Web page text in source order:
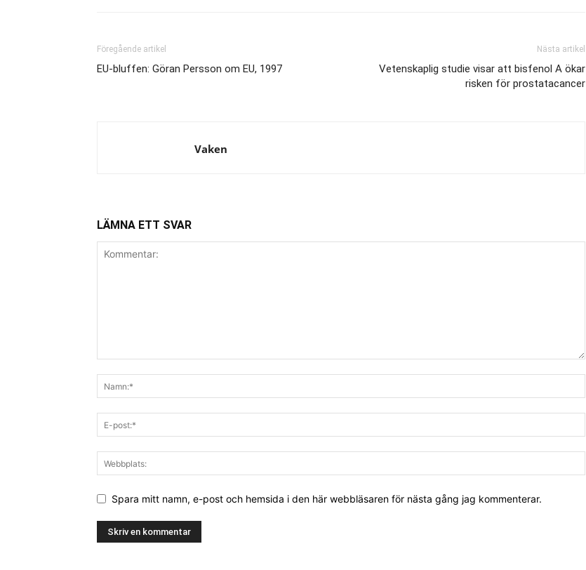
Föregående artikel
EU-bluffen: Göran Persson om EU, 1997
Nästa artikel
Vetenskaplig studie visar att bisfenol A ökar
risken för prostatacancer
Vaken
LÄMNA ETT SVAR
Spara mitt namn, e-post och hemsida i den här webbläsaren för nästa gång jag kommenterar.